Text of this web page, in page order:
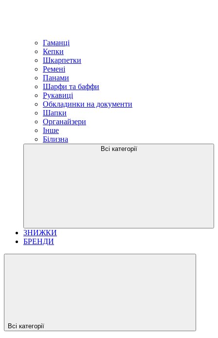
Гаманці
Кепки
Шкарпетки
Ремені
Панами
Шарфи та баффи
Рукавиці
Обкладинки на документи
Шапки
Органайзери
Інше
Білизна
Всі категорії
ЗНИЖКИ
БРЕНДИ
Всі категорії